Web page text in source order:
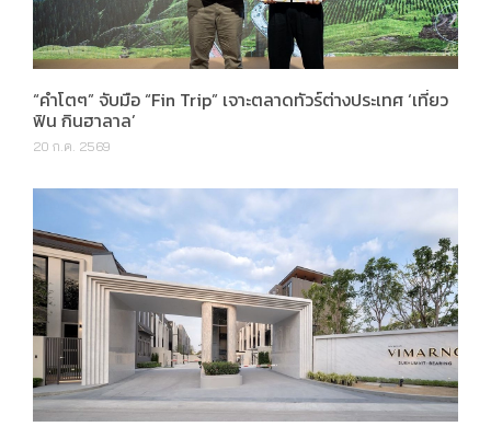
“คำโตๆ” จับมือ “Fin Trip” เจาะตลาดทัวร์ต่างประเทศ ‘เที่ยว
ฟิน กินฮาลาล’
20 ก.ค. 2569